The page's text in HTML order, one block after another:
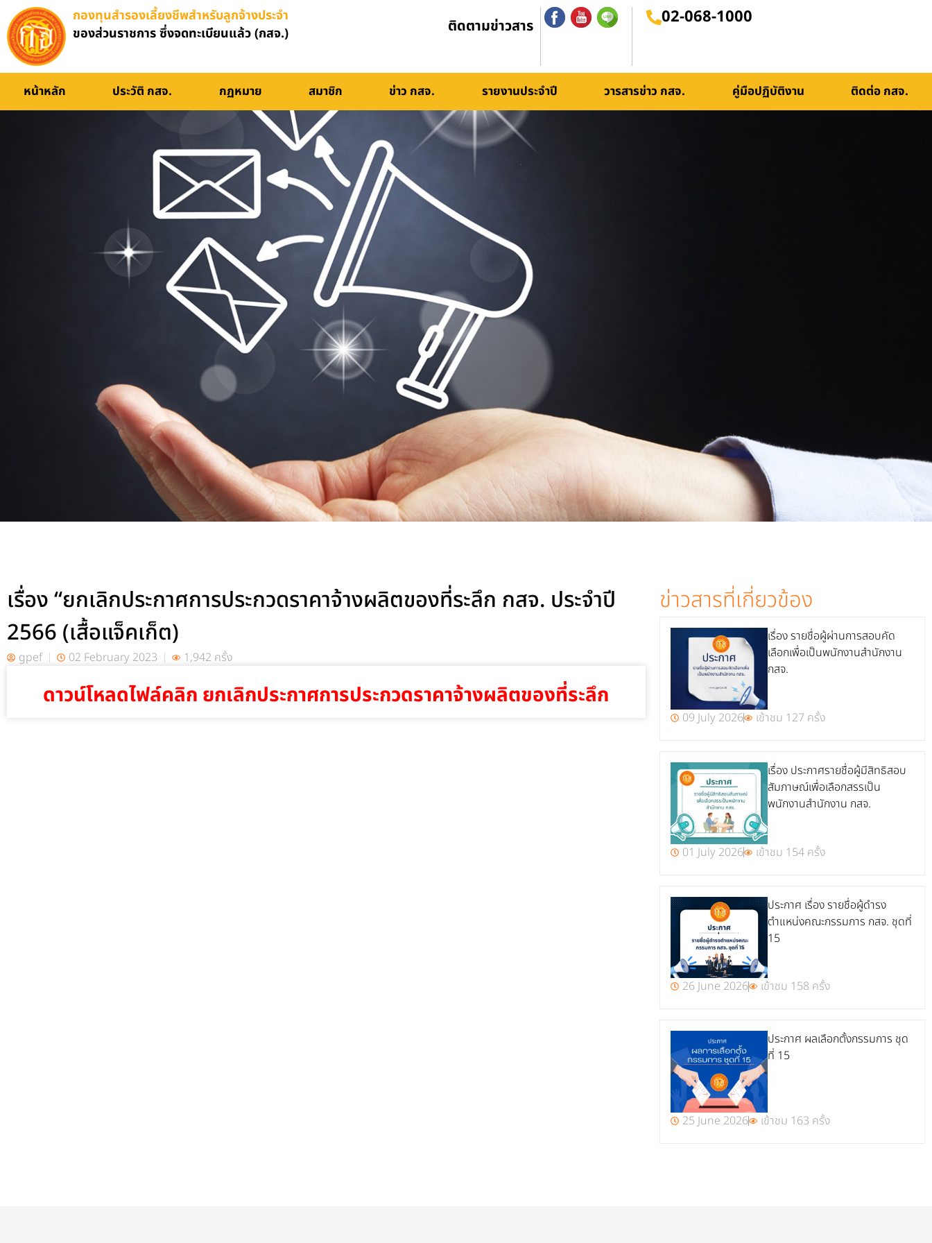
กองทุนสำรองเลี้ยงชีพสำหรับลูกจ้างประจำ
ของส่วนราชการ ซึ่งจดทะเบียนแล้ว (กสจ.)
ติดตามข่าวสาร 02-068-1000
หน้าหลัก ประวัติ กสจ. กฏหมาย สมาชิก ข่าว กสจ. รายงานประจำปี วารสารข่าว กสจ. คู่มือปฏิบัติงาน ติดต่อ กสจ.
เรื่อง “ยกเลิกประกาศการประกวดราคาจ้างผลิตของที่ระลึก กสจ. ประจำปี
2566 (เสื้อแจ็คเก็ต)
gpef 02 February 2023 1,942 ครั้ง
ดาวน์โหลดไฟล์คลิก ยกเลิกประกาศการประกวดราคาจ้างผลิตของที่ระลึก
ข่าวสารที่เกี่ยวข้อง
เรื่อง รายชื่อผู้ผ่านการสอบคัด
เลือกเพื่อเป็นพนักงานสำนักงาน
กสจ.
09 July 2026 เข้าชม 127 ครั้ง
เรื่อง ประกาศรายชื่อผู้มีสิทธิสอบ
สัมภาษณ์เพื่อเลือกสรรเป็น
พนักงานสำนักงาน กสจ.
01 July 2026 เข้าชม 154 ครั้ง
ประกาศ เรื่อง รายชื่อผู้ดำรง
ตำแหน่งคณะกรรมการ กสจ. ชุดที่
15
26 June 2026 เข้าชม 158 ครั้ง
ประกาศ ผลเลือกตั้งกรรมการ ชุด
ที่ 15
25 June 2026 เข้าชม 163 ครั้ง